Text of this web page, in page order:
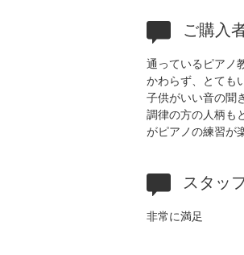
ご購入
通っているピアノ
かわらず、とても
子供がいい音の聞
調律の方の人柄も
がピアノの練習が
スタッ
非常に満足